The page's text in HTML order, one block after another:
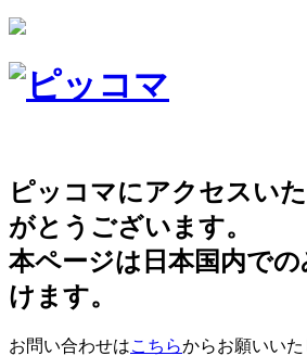
ピッコマにアクセスい
がとうございます。
本ページは日本国内で
けます。
お問い合わせはこちらからお願いいた